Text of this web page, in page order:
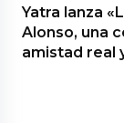
Yatra lanza
Alonso, una
amistad real